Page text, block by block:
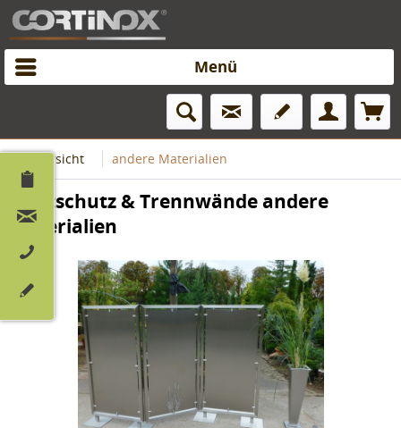
Menü
Übersicht andere Materialien
Sichtschutz & Trennwände andere
Materialien